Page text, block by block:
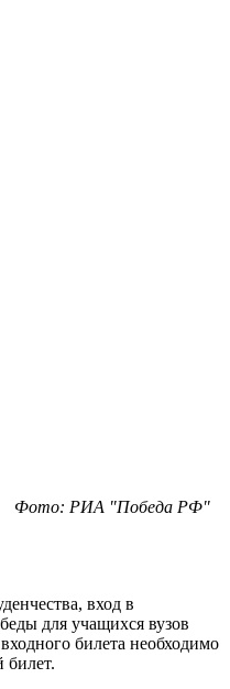
Фото: РИА "Победа РФ"
вход в
для учащихся вузов
билета необходимо
билет.